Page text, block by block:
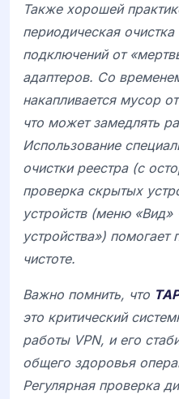
Также хорошей
периодическая
подключений от
адаптеров. Со
накапливается мусор
что может замедлять
Использование
очистки реестра (с
проверка скрытых
устройств (меню
устройства»)
чистоте.
Важно помнить, что
это критический
работы VPN, и его
общего здоровья
Регулярная проверка